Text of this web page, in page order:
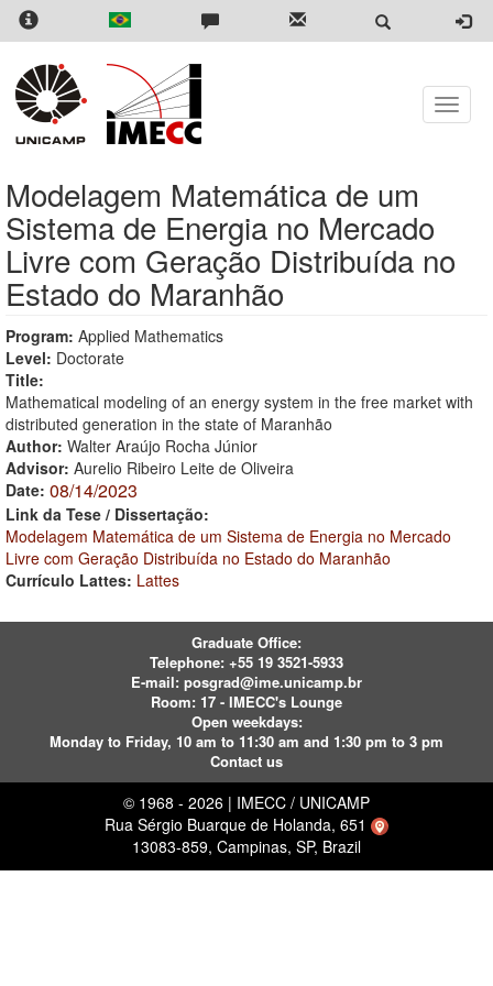
Skip
content
Toggle
Modelagem Matemática de um
Sistema de Energia no Mercado
Livre com Geração Distribuída no
Estado do Maranhão
Program: Applied Mathematics
Level: Doctorate
Title:
Mathematical modeling of an energy system in the free market with
distributed generation in the state of Maranhão
Author: Walter Araújo Rocha Júnior
Advisor: Aurelio Ribeiro Leite de Oliveira
Date: 08/14/2023
Link da Tese / Dissertação:
Modelagem Matemática de um Sistema de Energia no Mercado
Livre com Geração Distribuída no Estado do Maranhão
Currículo Lattes: Lattes
Graduate Office:
Telephone: +55 19 3521-5933
E-mail: posgrad@ime.unicamp.br
Room: 17 - IMECC's Lounge
Open weekdays:
Monday to Friday, 10 am to 11:30 am and 1:30 pm to 3 pm
Contact us
© 1968 - 2026 | IMECC / UNICAMP
Rua Sérgio Buarque de Holanda, 651
13083-859, Campinas, SP, Brazil